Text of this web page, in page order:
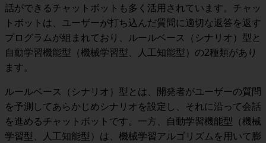
話ができるチャットボットも多く活用されています。チャッ
トボットは、ユーザーが打ち込んだ質問に適切な返答を返す
プログラムが組まれており、ルールベース（シナリオ）型と
自動学習機能型（機械学習型、人工知能型）の2種類があり
ます。
ルールベース（シナリオ）型とは、開発者がユーザーの質問
を予測してあらかじめシナリオを設定し、それに沿って会話
を進めるチャットボットです。一方、自動学習機能型（機械
学習型、人工知能型）は、機械学習アルゴリズムを用いて膨